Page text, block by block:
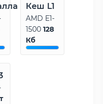
Кеш L1
AMD E1-
1500128
Кб